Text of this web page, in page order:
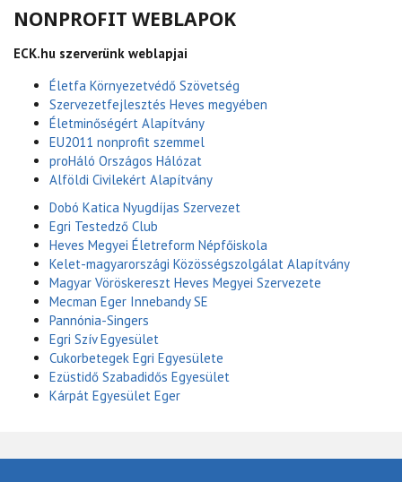
NONPROFIT WEBLAPOK
ECK.hu szerverünk weblapjai
Életfa Környezetvédő Szövetség
Szervezetfejlesztés Heves megyében
Életminőségért Alapítvány
EU2011 nonprofit szemmel
proHáló Országos Hálózat
Alföldi Civilekért Alapítvány
Dobó Katica Nyugdíjas Szervezet
Egri Testedző Club
Heves Megyei Életreform Népfőiskola
Kelet-magyarországi Közösségszolgálat Alapítvány
Magyar Vöröskereszt Heves Megyei Szervezete
Mecman Eger Innebandy SE
Pannónia-Singers
Egri Szív Egyesület
Cukorbetegek Egri Egyesülete
Ezüstidő Szabadidős Egyesület
Kárpát Egyesület Eger